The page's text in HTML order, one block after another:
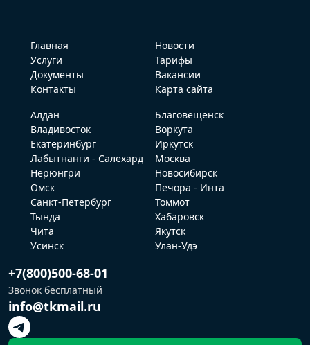
Главная
Новости
Услуги
Тарифы
Документы
Вакансии
Контакты
Карта сайта
Алдан
Благовещенск
Владивосток
Воркута
Екатеринбург
Иркутск
Лабытнанги - Салехард
Москва
Нерюнгри
Новосибирск
Омск
Печора - Инта
Санкт-Петербург
Томмот
Тында
Хабаровск
Чита
Якутск
Усинск
Улан-Удэ
+7(800)500-68-01
Звонок бесплатный
info@tkmail.ru